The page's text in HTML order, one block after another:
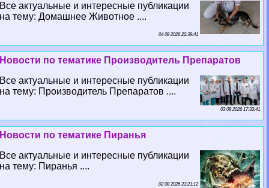
Все актуальные и интересные публикации
на тему: Домашнее Животное ....
04 08 2026 22:39:41
Новости по тематике Производитель Препаратов
Все актуальные и интересные публикации
на тему: Производитель Препаратов ....
03 08 2026 17:33:41
Новости по тематике Пиранья
Все актуальные и интересные публикации
на тему: Пиранья ....
02 08 2026 23:21:12